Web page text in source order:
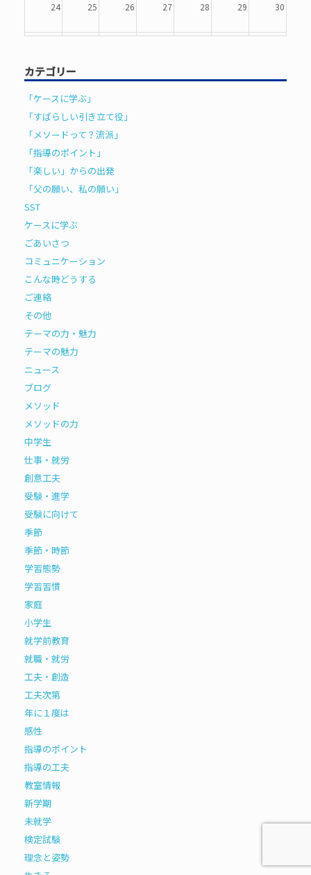
24 25 26 27 28 29 30
31 1 2 3 4 5 6
カテゴリー
「ケースに学ぶ」
「すばらしい引き立て役」
「メソードって？流派」
「指導のポイント」
「楽しい」からの出発
「父の願い、私の願い」
SST
ケースに学ぶ
ごあいさつ
コミュニケーション
こんな時どうする
ご連絡
その他
テーマの力・魅力
テーマの魅力
ニュース
ブログ
メソッド
メソッドの力
中学生
仕事・就労
創意工夫
受験・進学
受験に向けて
季節
季節・時節
学習態勢
学習習慣
家庭
小学生
就学前教育
就職・就労
工夫・創造
工夫次第
年に１度は
感性
指導のポイント
指導の工夫
教室情報
新学期
未就学
検定試験
理念と姿勢